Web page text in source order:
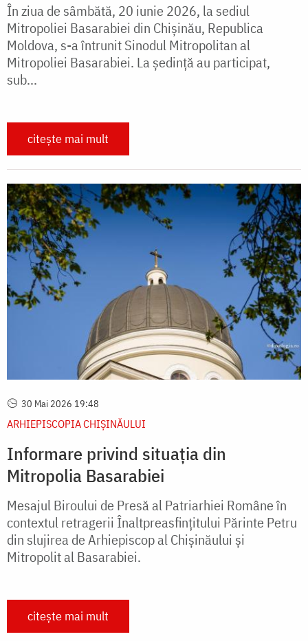
În ziua de sâmbătă, 20 iunie 2026, la sediul
Mitropoliei Basarabiei din Chișinău, Republica
Moldova, s-a întrunit Sinodul Mitropolitan al
Mitropoliei Basarabiei. La ședință au participat,
sub...
citește mai mult
30 Mai 2026 19:48
ARHIEPISCOPIA CHIŞINĂULUI
Informare privind situația din
Mitropolia Basarabiei
Mesajul Biroului de Presă al Patriarhiei Române în
contextul retragerii Înaltpreasfințitului Părinte Petru
din slujirea de Arhiepiscop al Chișinăului şi
Mitropolit al Basarabiei.
citește mai mult